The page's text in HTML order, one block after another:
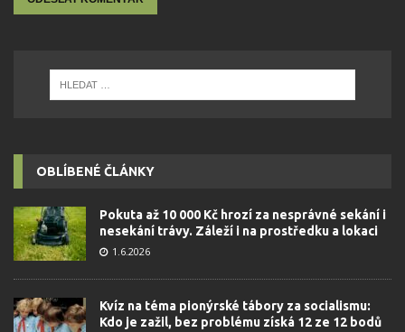
OBLÍBENÉ ČLÁNKY
Pokuta až 10 000 Kč hrozí za nesprávné sekání i
nesekání trávy. Záleží i na prostředku a lokaci
1.6.2026
Kvíz na téma pionýrské tábory za socialismu:
Kdo je zažil, bez problému získá 12 ze 12 bodů